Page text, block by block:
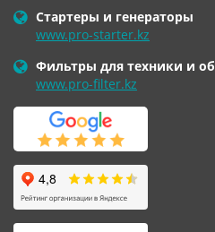
Стартеры и генераторы
www.pro-starter.kz
Фильтры для техники и
www.pro-filter.kz